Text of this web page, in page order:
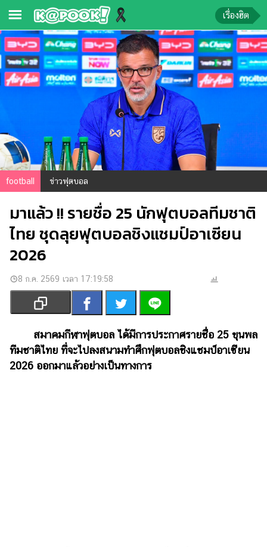
ข่าว-
ความ
รู้
บันเทิง
ตรวจ
หวย
ผล
บอล
สด
การ
การ
ศึกษา
บันเทิง
รูปภาพ
เรื่องฮิต
football ข่าวฟุตบอล
มาแล้ว !! รายชื่อ 25 นักฟุตบอลทีมชาติ
ไทย ชุดลุยฟุตบอลชิงแชมป์อาเซียน
2026
8 ก.ค. 2569 เวลา 17:19:58
สมาคมกีฬาฟุตบอล ได้มีการประกาศรายชื่อ 25 ขุนพล
ทีมชาติไทย ที่จะไปลงสนามทำศึกฟุตบอลชิงแชมป์อาเซียน
2026 ออกมาแล้วอย่างเป็นทางการ